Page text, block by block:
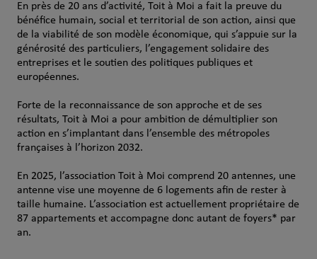
En près de 20 ans d’activité, Toit à Moi a fait la preuve du
bénéfice humain, social et territorial de son action, ainsi que
de la viabilité de son modèle économique, qui s’appuie sur la
générosité des particuliers, l’engagement solidaire des
entreprises et le soutien des politiques publiques et
européennes.
Forte de la reconnaissance de son approche et de ses
résultats, Toit à Moi a pour ambition de démultiplier son
action en s’implantant dans l’ensemble des métropoles
françaises à l’horizon 2032.
En 2025, l’association Toit à Moi comprend 20 antennes, une
antenne vise une moyenne de 6 logements afin de rester à
taille humaine. L’association est actuellement propriétaire de
87 appartements et accompagne donc autant de foyers* par
an.